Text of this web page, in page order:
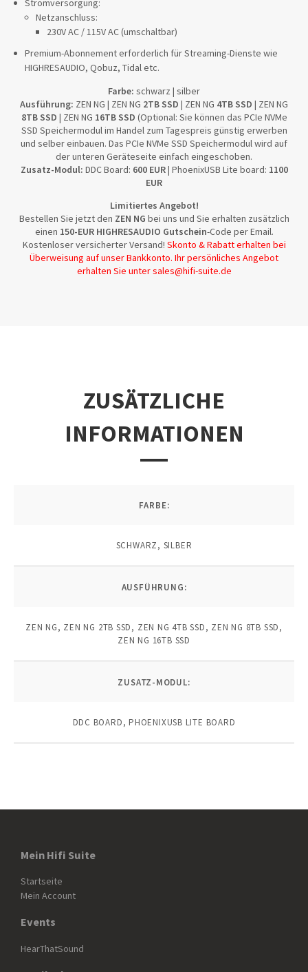
Stromversorgung:
Netzanschluss:
230V AC / 115V AC (umschaltbar)
Premium-Abonnement erforderlich für Streaming-Dienste wie
HIGHRESAUDIO, Qobuz, Tidal etc.
Farbe: schwarz | silber
Ausführung: ZEN NG | ZEN NG 2TB SSD | ZEN NG 4TB SSD | ZEN NG
8TB SSD | ZEN NG 16TB SSD (Optional: Sie können das PCIe NVMe
SSD Speichermodul im Handel zum Tagespreis günstig erwerben
und selber einbauen. Das PCIe NVMe SSD Speichermodul wird auf
der unteren Geräteseite einfach eingeschoben.
Zusatz-Modul: DDC Board: 600 EUR| PhoenixUSB Lite board: 1100
EUR
Limitiertes Angebot!
Bestellen Sie jetzt den ZEN NG bei uns und Sie erhalten zusätzlich
einen 150-EUR HIGHRESAUDIO Gutschein-Code per Email.
Kostenloser versicherter Versand! Skonto & Rabatt erhalten bei
Überweisung auf unser Bankkonto. Ihr persönliches Angebot
erhalten Sie unter sales@hifi-suite.de
ZUSÄTZLICHE
INFORMATIONEN
FARBE:
SCHWARZ, SILBER
AUSFÜHRUNG:
ZEN NG, ZEN NG 2TB SSD, ZEN NG 4TB SSD, ZEN NG 8TB SSD,
ZEN NG 16TB SSD
ZUSATZ-MODUL:
DDC BOARD, PHOENIXUSB LITE BOARD
Mein Hifi Suite
Startseite
Mein Account
Events
HearThatSound